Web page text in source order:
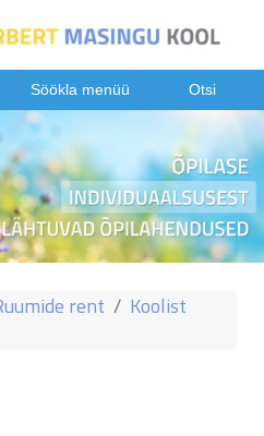
Söökla menüü Otsi
rent
Koolist